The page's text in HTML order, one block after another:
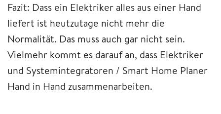
Fazit: Dass ein Elektriker alles aus einer Hand
liefert ist heutzutage nicht mehr die
Normalität. Das muss auch gar nicht sein.
Vielmehr kommt es darauf an, dass Elektriker
und Systemintegratoren / Smart Home Planer
Hand in Hand zusammenarbeiten.